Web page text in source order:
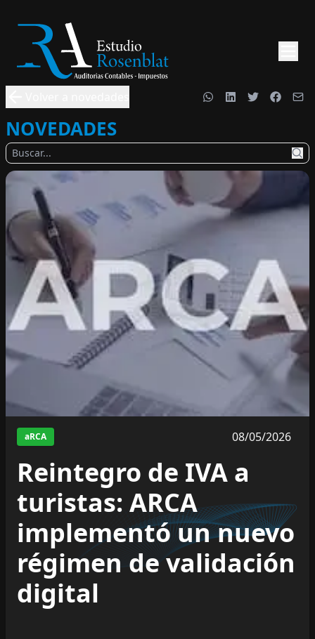
NOVEDADES
aRCA 08/05/2026
Reintegro de IVA a
turistas: ARCA
implementó un nuevo
régimen de validación
digital